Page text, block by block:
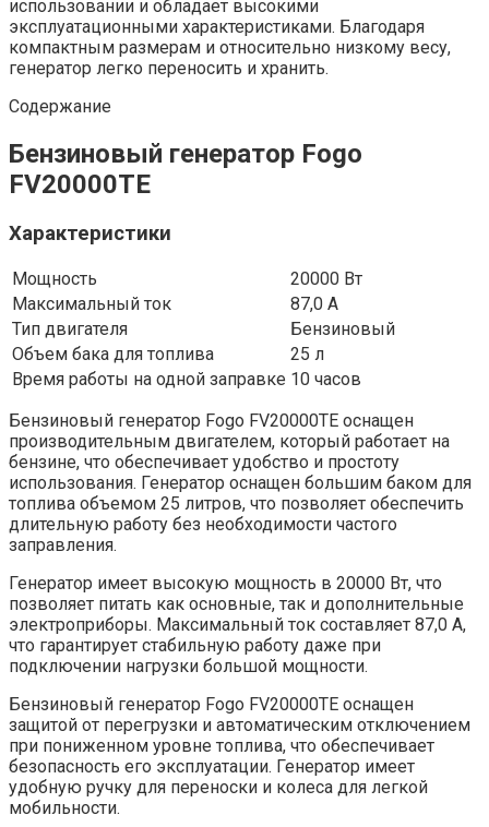
использовании и обладает высокими
эксплуатационными характеристиками. Благодаря
компактным размерам и относительно низкому весу,
генератор легко переносить и хранить.
Содержание
Бензиновый генератор Fogo
FV20000TE
Характеристики
Мощность
20000 Вт
Максимальный ток
87,0 А
Тип двигателя
Бензиновый
Объем бака для топлива
25 л
Время работы на одной заправке 10 часов
Бензиновый генератор Fogo FV20000TE оснащен
производительным двигателем, который работает на
бензине, что обеспечивает удобство и простоту
использования. Генератор оснащен большим баком для
топлива объемом 25 литров, что позволяет обеспечить
длительную работу без необходимости частого
заправления.
Генератор имеет высокую мощность в 20000 Вт, что
позволяет питать как основные, так и дополнительные
электроприборы. Максимальный ток составляет 87,0 А,
что гарантирует стабильную работу даже при
подключении нагрузки большой мощности.
Бензиновый генератор Fogo FV20000TE оснащен
защитой от перегрузки и автоматическим отключением
при пониженном уровне топлива, что обеспечивает
безопасность его эксплуатации. Генератор имеет
удобную ручку для переноски и колеса для легкой
мобильности.